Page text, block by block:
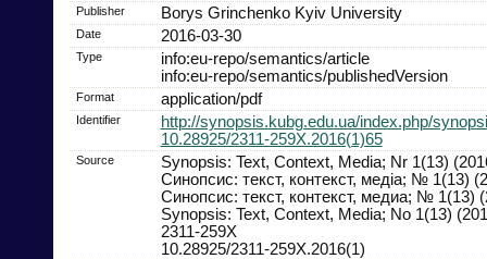
Publisher Borys Grinchenko Kyiv University
Date 2016-03-30
Type
info:eu-repo/semantics/article
info:eu-repo/semantics/publishedVersion
Format application/pdf
Identifier
http://synopsis.kubg.edu.ua/index.php/
10.28925/2311-259X.2016(1)65
Source
Synopsis: Text, Context, Media; Nr 1(13)
Синопсис: текст, контекст, медіа; № 1(13)
Синопсис: текст, контекст, медиа; № 1(13)
Synopsis: Text, Context, Media; No 1(13)
2311-259X
10.28925/2311-259X.2016(1)